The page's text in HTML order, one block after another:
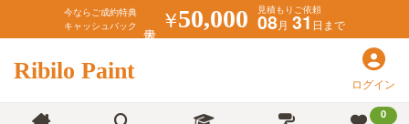
今ならご成約特典
キャッシュバック
￥50,000 見積もりご依頼
08月 31日まで
Ribilo Paint ログイン
0